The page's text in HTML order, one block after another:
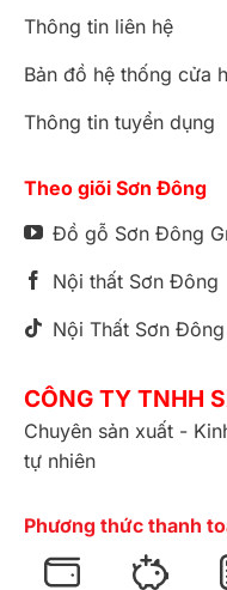
Thông tin liên hệ
Bản đồ hệ thống cửa
Thông tin tuyển dụng
Theo giõi Sơn Đông
Đồ gỗ Sơn Đông
Nội thất Sơn Đông
Nội Thất Sơn Đông
CÔNG TY TNHH
Chuyên sản xuất -
tự nhiên
Phương thức thanh